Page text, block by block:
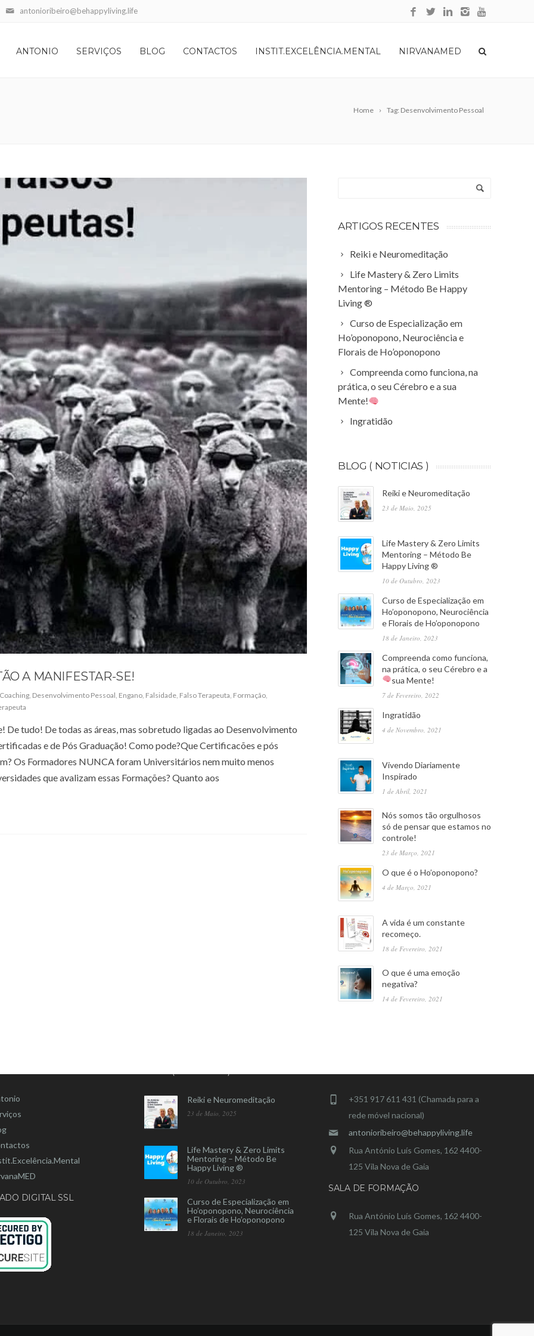
antonioribeiro@behappyliving.life
ANTONIO SERVIÇOS BLOG CONTACTOS INSTIT.EXCELÊNCIA.MENTAL NIRVANAMED
Home Tag: Desenvolvimento Pessoal
A MANIFESTAR-SE!
Coaching Desenvolvimento Pessoal Engano Falsidade Falso Terapeuta Formação
De tudo! De todas as áreas, mas sobretudo ligadas ao Desenvolvimento
e de Pós Graduação! Como pode?Que Certificacões e pós
Os Formadores NUNCA foram Universitários nem muito menos
que avalizam essas Formações? Quanto aos
ARTIGOS RECENTES
Reiki e Neuromeditação
Life Mastery & Zero Limits
Mentoring – Método Be Happy
Living ®
Curso de Especialização em
Ho’oponopono, Neurociência e
Florais de Ho’oponopono
Compreenda como funciona, na
prática, o seu Cérebro e a sua
Mente!
Ingratidão
BLOG ( NOTICIAS )
Reiki e Neuromeditação
23 de Maio, 2025
Life Mastery & Zero Limits
Mentoring – Método Be
Happy Living ®
10 de Outubro, 2023
Curso de Especialização em
Ho’oponopono, Neurociência
e Florais de Ho’oponopono
18 de Janeiro, 2023
Compreenda como funciona,
na prática, o seu Cérebro e a
sua Mente!
7 de Fevereiro, 2022
Ingratidão
4 de Novembro, 2021
Vivendo Diariamente
Inspirado
1 de Abril, 2021
Nós somos tão orgulhosos
só de pensar que estamos no
controle!
23 de Março, 2021
O que é o Ho’oponopono?
4 de Março, 2021
A vida é um constante
recomeço.
18 de Fevereiro, 2021
O que é uma emoção
negativa?
14 de Fevereiro, 2021
DIGITAL SSL
Reiki e Neuromeditação
23 de Maio, 2025
Life Mastery & Zero Limits
Mentoring – Método Be
Happy Living ®
10 de Outubro, 2023
Curso de Especialização em
Ho’oponopono, Neurociência
e Florais de Ho’oponopono
18 de Janeiro, 2023
+351 917 611 431 (Chamada para a
rede móvel nacional)
antonioribeiro@behappyliving.life
Rua António Luís Gomes, 162 4400-
125 Vila Nova de Gaia
SALA DE FORMAÇÃO
Rua António Luís Gomes, 162 4400-
125 Vila Nova de Gaia